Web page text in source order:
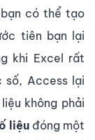
có thể tạo
tiên bạn lại
khi Excel rất
Access lại
không phải
liệuđóng một